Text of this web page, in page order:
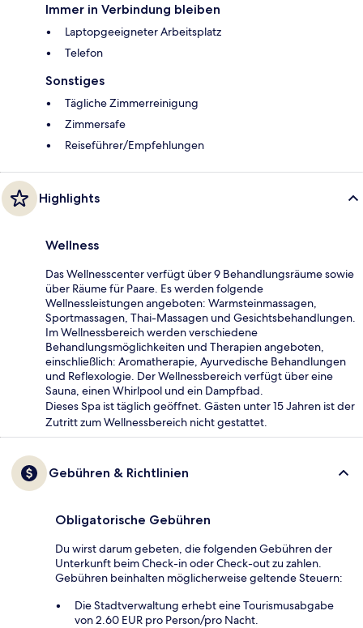
Immer in Verbindung bleiben
Laptopgeeigneter Arbeitsplatz
Telefon
Sonstiges
Tägliche Zimmerreinigung
Zimmersafe
Reiseführer/Empfehlungen
Highlights
Wellness
Das Wellnesscenter verfügt über 9 Behandlungsräume sowie
über Räume für Paare. Es werden folgende
Wellnessleistungen angeboten: Warmsteinmassagen,
Sportmassagen, Thai-Massagen und Gesichtsbehandlungen.
Im Wellnessbereich werden verschiedene
Behandlungsmöglichkeiten und Therapien angeboten,
einschließlich: Aromatherapie, Ayurvedische Behandlungen
und Reflexologie. Der Wellnessbereich verfügt über eine
Sauna, einen Whirlpool und ein Dampfbad.
Dieses Spa ist täglich geöffnet. Gästen unter 15 Jahren ist der
Zutritt zum Wellnessbereich nicht gestattet.
Gebühren & Richtlinien
Obligatorische Gebühren
Du wirst darum gebeten, die folgenden Gebühren der
Unterkunft beim Check-in oder Check-out zu zahlen.
Gebühren beinhalten möglicherweise geltende Steuern:
Die Stadtverwaltung erhebt eine Tourismusabgabe
von 2.60 EUR pro Person/pro Nacht.